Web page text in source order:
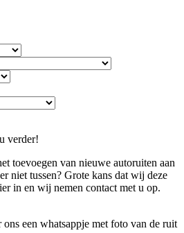
verder!
toevoegen van nieuwe autoruiten aan
niet tussen? Grote kans dat wij deze
in en wij nemen contact met u op.
een whatsappje met foto van de ruit